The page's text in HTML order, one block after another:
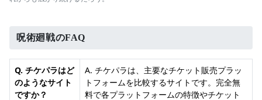
呪術廻戦のFAQ
Q. チケパラはど
のようなサイト
ですか？
A. チケパラは、主要なチケット販売プラッ
トフォームを比較するサイトです。完全無
料で各プラットフォームの特徴やチケット